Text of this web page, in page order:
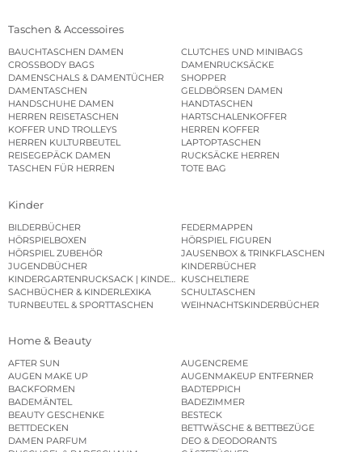
Taschen & Accessoires
BAUCHTASCHEN DAMEN
CLUTCHES UND MINIBAGS
CROSSBODY BAGS
DAMENRUCKSÄCKE
DAMENSCHALS & DAMENTÜCHER
SHOPPER
DAMENTASCHEN
GELDBÖRSEN DAMEN
HANDSCHUHE DAMEN
HANDTASCHEN
HERREN REISETASCHEN
HARTSCHALENKOFFER
KOFFER UND TROLLEYS
HERREN KOFFER
HERREN KULTURBEUTEL
LAPTOPTASCHEN
REISEGEPÄCK DAMEN
RUCKSÄCKE HERREN
TASCHEN FÜR HERREN
TOTE BAG
Kinder
BILDERBÜCHER
FEDERMAPPEN
HÖRSPIELBOXEN
HÖRSPIEL FIGUREN
HÖRSPIEL ZUBEHÖR
JAUSENBOX & TRINKFLASCHEN
JUGENDBÜCHER
KINDERBÜCHER
KINDERGARTENRUCKSACK | KINDERGARTENBEUTEL
KUSCHELTIERE
SACHBÜCHER & KINDERLEXIKA
SCHULTASCHEN
TURNBEUTEL & SPORTTASCHEN
WEIHNACHTSKINDERBÜCHER
Home & Beauty
AFTER SUN
AUGENCREME
AUGEN MAKE UP
AUGENMAKEUP ENTFERNER
BACKFORMEN
BADTEPPICH
BADEMÄNTEL
BADEZIMMER
BEAUTY GESCHENKE
BESTECK
BETTDECKEN
BETTWÄSCHE & BETTBEZÜGE
DAMEN PARFUM
DEO & DEODORANTS